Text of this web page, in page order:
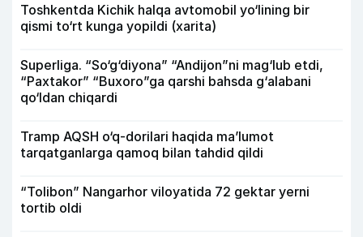
Toshkentda Kichik halqa avtomobil yo‘lining bir
qismi to‘rt kunga yopildi (xarita)
Superliga. “So‘g‘diyona” “Andijon”ni mag‘lub etdi,
“Paxtakor” “Buxoro”ga qarshi bahsda g‘alabani
qo‘ldan chiqardi
Tramp AQSH o‘q-dorilari haqida ma’lumot
tarqatganlarga qamoq bilan tahdid qildi
“Tolibon” Nangarhor viloyatida 72 gektar yerni
tortib oldi